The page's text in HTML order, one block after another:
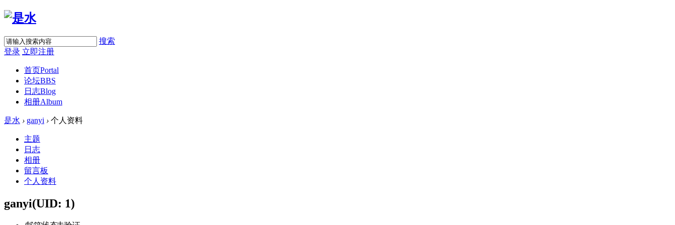
搜索
登录 立即注册
首页Portal
论坛BBS
日志Blog
相册Album
是水 › ganyi › 个人资料
主题
日志
相册
留言板
个人资料
ganyi(UID: 1)